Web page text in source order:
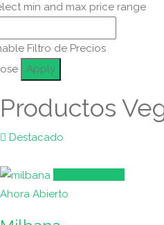
min and max price range
Filtro de Precios
Apply
Productos
Destacado
Ahora Abierto